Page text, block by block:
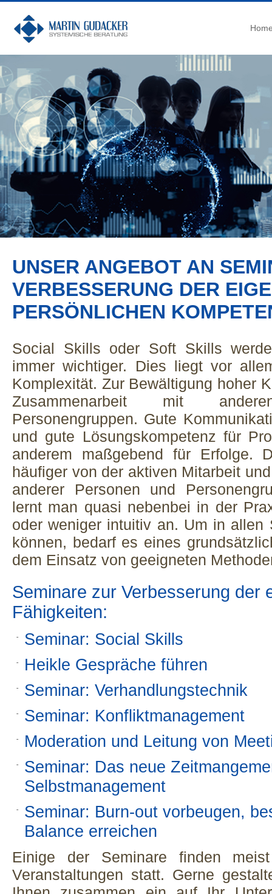
UNSER ANGEBOT AN
VERBESSERUNG DER
PERSÖNLICHEN
Social Skills oder Soft Skills
immer wichtiger. Dies liegt vor
Komplexität. Zur Bewältigung hoher
Zusammenarbeit mit
Personengruppen. Gute
und gute Lösungskompetenz für
anderem maßgebend für Erfolge.
häufiger von der aktiven Mitarbeit
anderer Personen und
lernt man quasi nebenbei in der
oder weniger intuitiv an. Um in allen
können, bedarf es eines
dem Einsatz von geeigneten
Seminare zur Verbesserung der
Fähigkeiten:
Seminar: Social Skills
Heikle Gespräche führen
Seminar: Verhandlungstechnik
Seminar: Konfliktmanagement
Moderation und Leitung von
Seminar: Das neue
Selbstmanagement
Seminar: Burn-out vorbeugen,
Balance erreichen
Einige der Seminare finden
Veranstaltungen statt. Gerne